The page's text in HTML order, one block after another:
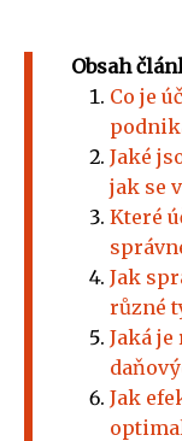
Obsah
Co je
Jaké
jak se
Které
Jak
různé
Jaká
Jak